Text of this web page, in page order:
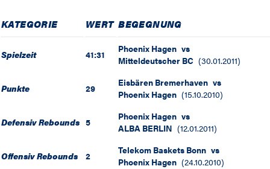
KATEGORIE WERT BEGEGNUNG
Spielzeit 41:31 Phoenix Hagen vs
Mitteldeutscher BC (30.01.2011)
Punkte 29 Eisbären Bremerhaven vs
Phoenix Hagen (15.10.2010)
Defensiv Rebounds 5 Phoenix Hagen vs
ALBA BERLIN (12.01.2011)
Offensiv Rebounds 2 Telekom Baskets Bonn vs
Phoenix Hagen (24.10.2010)